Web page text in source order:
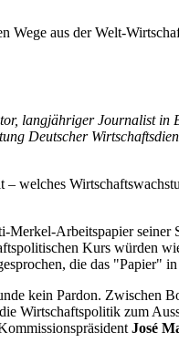
Wege aus der Welt-
langjähriger Journalist
Deutscher
welches
Merkel-Arbeitspapier seiner
Kurs würden
die das "Papier"
kein Pardon. Zwischen
Wirtschaftspolitik zum
José